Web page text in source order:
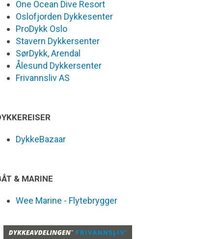
One Ocean Dive Resort
Oslofjorden Dykkesenter
ProDykk Oslo
Stavern Dykkersenter
SørDykk, Arendal
Ålesund Dykkersenter
Frivannsliv AS
DykkeBazaar
& MARINE
Wee Marine - Flytebrygger